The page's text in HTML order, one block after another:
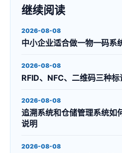
继续阅读
2026-08-08
中小企业适合做一物一码系
2026-08-08
RFID、NFC、二维码三种标
2026-08-08
追溯系统和仓储管理系统如
说明
2026-08-08